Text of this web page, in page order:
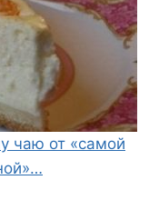
чаю от «самой